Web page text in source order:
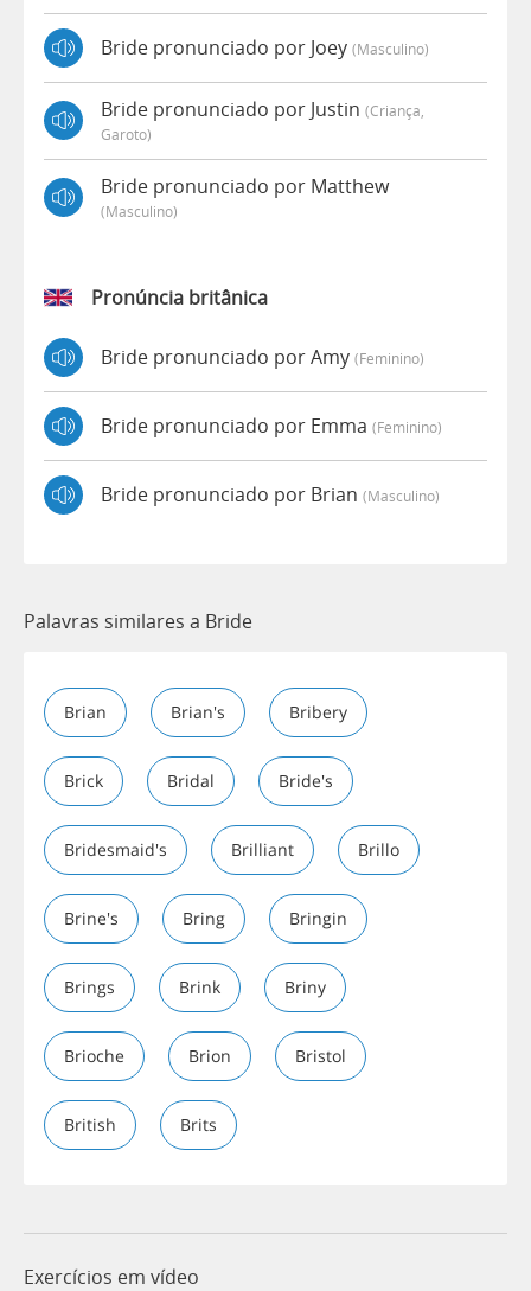
Bride pronunciado por Joey (masculino)
Bride pronunciado por Justin (criança,
Garoto)
Bride pronunciado por Matthew
(masculino)
Pronúncia britânica
Bride pronunciado por Amy (feminino)
Bride pronunciado por Emma (feminino)
Bride pronunciado por Brian (masculino)
Palavras similares a Bride
Brian Brian's Bribery
Brick Bridal Bride's
Bridesmaid's Brilliant Brillo
Brine's Bring Bringin
Brings Brink Briny
Brioche Brion Bristol
British Brits
Exercícios em vídeo